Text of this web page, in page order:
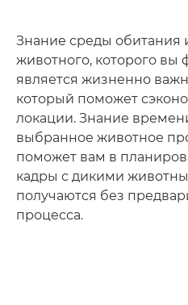
Знание среды обитания
животного, которого вы
является жизненно
который поможет
локации. Знание
выбранное животное
поможет вам в
кадры с дикими
получаются без
процесса.